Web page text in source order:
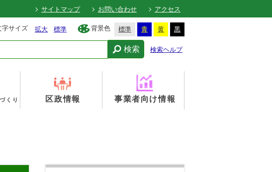
サイトマップ お問い合わせ アクセス
字サイズ 拡大 標準 背景色 標準 青 黄 黒
検索 検索ヘルプ
くり 区政情報 事業者向け情報